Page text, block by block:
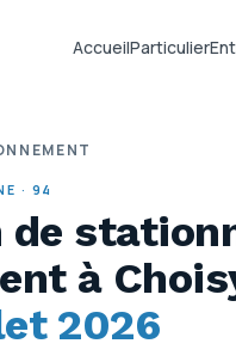
AccueilParticulier
· 94
à
2026